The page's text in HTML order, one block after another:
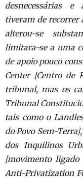
desnecessárias e
tiveram de recorrer
alterou-se
limitara-se a uma
de apoio pouco
Center [Centro de
tribunal, mas os
Tribunal
tais como o
do Povo Sem-
dos Inquilinos
[movimento ligado
Anti-Privatization